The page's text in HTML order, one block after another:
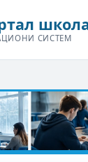
СИСТЕМ